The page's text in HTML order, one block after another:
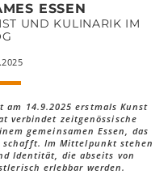
ESSEN
UND KULINARIK IM
am 14.9.2025 erstmals Kunst
verbindet zeitgenössische
gemeinsamen Essen, das
schafft. Im Mittelpunkt stehen
Identität, die abseits von
erlebbar werden.